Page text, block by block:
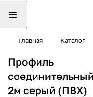
Главная Каталог
Профиль
соединительный
2м серый (ПВХ)